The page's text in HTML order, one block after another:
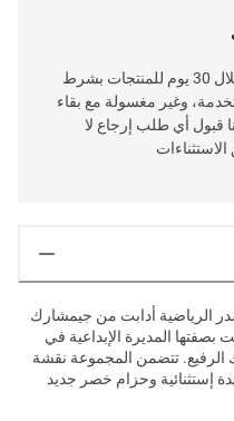
خدمة إرجاع سهلة وسريعة خلال 30 يوم للمنتجات بشرط
وغير مغسولة مع بقاء
قبول أي طلب إرجاع لا
الرياضية أدابت من جيمشارك
بصفتها المديرة الإبداعية في
الرفيع. تتضمن المجموعة نقشة
إستثنائية وحزام خصر جديد